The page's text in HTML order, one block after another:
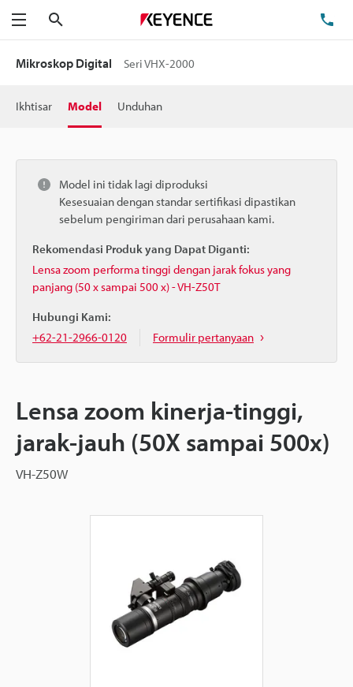
Menu
Mikroskop Digital Seri VHX-2000
Ikhtisar Model Unduhan
Model ini tidak lagi diproduksi
Kesesuaian dengan standar sertifikasi dipastikan
sebelum pengiriman dari perusahaan kami.
Rekomendasi Produk yang Dapat Diganti:
Lensa zoom performa tinggi dengan jarak fokus yang
panjang (50 x sampai 500 x) - VH-Z50T
Hubungi Kami:
+62-21-2966-0120
Formulir pertanyaan
Lensa zoom kinerja-tinggi,
jarak-jauh (50X sampai 500x)
VH-Z50W